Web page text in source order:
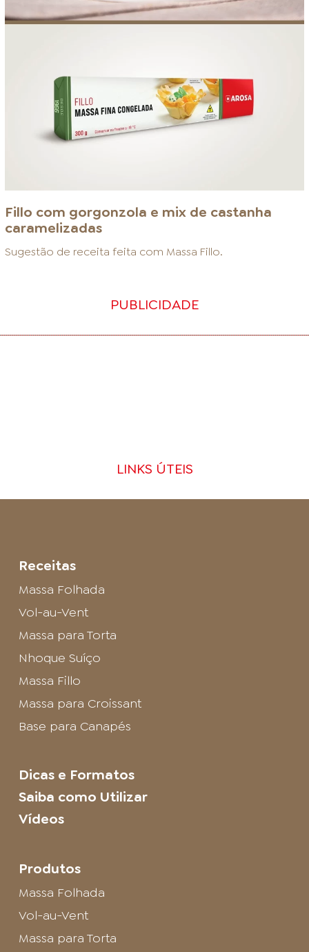
Fillo com gorgonzola e mix de castanha
caramelizadas
Sugestão de receita feita com Massa Fillo.
PUBLICIDADE
LINKS ÚTEIS
Receitas
Massa Folhada
Vol-au-Vent
Massa para Torta
Nhoque Suíço
Massa Fillo
Massa para Croissant
Base para Canapés
Dicas e Formatos
Saiba como Utilizar
Vídeos
Produtos
Massa Folhada
Vol-au-Vent
Massa para Torta